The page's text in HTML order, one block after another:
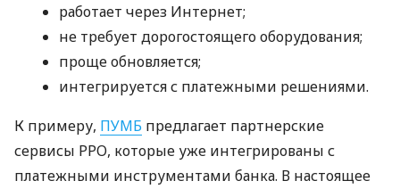
работает через Интернет;
не требует дорогостоящего оборудования;
проще обновляется;
интегрируется с платежными решениями.
К примеру, ПУМБ предлагает партнерские
сервисы РРО, которые уже интегрированы с
платежными инструментами банка. В настоящее